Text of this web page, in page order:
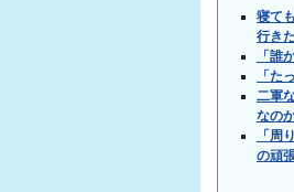
寝て
行き
「誰
「た
二軍
なの
「周
の頑